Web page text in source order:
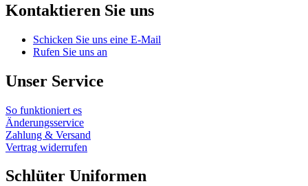
Kontaktieren Sie uns
Schicken Sie uns eine E-Mail
Rufen Sie uns an
Unser Service
So funktioniert es
Änderungsservice
Zahlung & Versand
Vertrag widerrufen
Schlüter Uniformen